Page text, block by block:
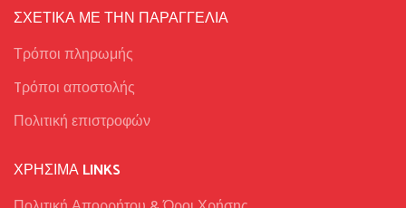
ΣΧΕΤΙΚΑ ΜΕ ΤΗΝ ΠΑΡΑΓΓΕΛΙΑ
Τρόποι πληρωμής
Tρόποι αποστολής
Πολιτική επιστροφών
ΧΡΉΣΙΜΑ LINKS